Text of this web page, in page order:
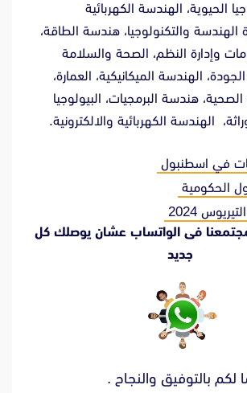
الحيوية، الهندسة الكهربائية
الهندسة والتكنولوجيا، هندسة الطاقة،
وإدارة النظم، الصحة والسلامة
الهندسة الميكانيكية، العمارة،
هندسة البرمجيات، البيولوجيا
الهندسة الكهربائية والالكترونية.
الحكومية
2024
فى الواتساب عشان يوصلك كل
جديد
لكم بالتوفيق والنجاح .